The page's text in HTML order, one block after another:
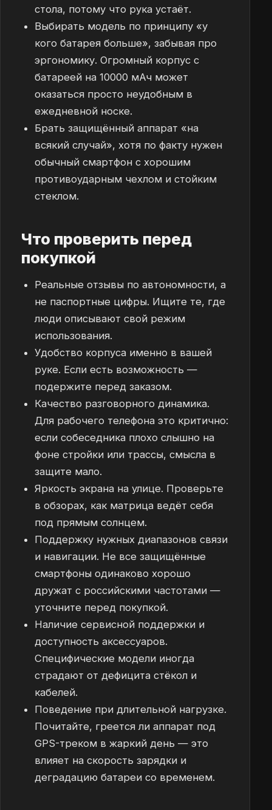
стола, потому что рука устаёт.
Выбирать модель по принципу «у
кого батарея больше», забывая про
эргономику. Огромный корпус с
батареей на 10000 мАч может
оказаться просто неудобным в
ежедневной носке.
Брать защищённый аппарат «на
всякий случай», хотя по факту нужен
обычный смартфон с хорошим
противоударным чехлом и стойким
стеклом.
Что проверить перед
покупкой
Реальные отзывы по автономности, а
не паспортные цифры. Ищите те, где
люди описывают свой режим
использования.
Удобство корпуса именно в вашей
руке. Если есть возможность —
подержите перед заказом.
Качество разговорного динамика.
Для рабочего телефона это критично:
если собеседника плохо слышно на
фоне стройки или трассы, смысла в
защите мало.
Яркость экрана на улице. Проверьте
в обзорах, как матрица ведёт себя
под прямым солнцем.
Поддержку нужных диапазонов связи
и навигации. Не все защищённые
смартфоны одинаково хорошо
дружат с российскими частотами —
уточните перед покупкой.
Наличие сервисной поддержки и
доступность аксессуаров.
Специфические модели иногда
страдают от дефицита стёкол и
кабелей.
Поведение при длительной нагрузке.
Почитайте, греется ли аппарат под
GPS-треком в жаркий день — это
влияет на скорость зарядки и
деградацию батареи со временем.